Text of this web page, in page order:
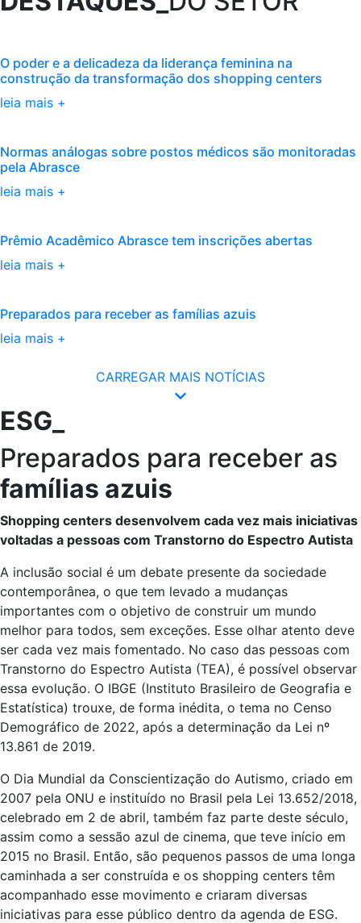
O poder e a delicadeza da liderança feminina na
construção da transformação dos shopping centers
leia mais +
Normas análogas sobre postos médicos são monitoradas
pela Abrasce
leia mais +
Prêmio Acadêmico Abrasce tem inscrições abertas
leia mais +
Preparados para receber as famílias azuis
leia mais +
CARREGAR MAIS NOTÍCIAS
ESG_
Preparados para receber as
famílias azuis
Shopping centers desenvolvem cada vez mais iniciativas
voltadas a pessoas com Transtorno do Espectro Autista
A inclusão social é um debate presente da sociedade
contemporânea, o que tem levado a mudanças
importantes com o objetivo de construir um mundo
melhor para todos, sem exceções. Esse olhar atento deve
ser cada vez mais fomentado. No caso das pessoas com
Transtorno do Espectro Autista (TEA), é possível observar
essa evolução. O IBGE (Instituto Brasileiro de Geografia e
Estatística) trouxe, de forma inédita, o tema no Censo
Demográfico de 2022, após a determinação da Lei nº
13.861 de 2019.
O Dia Mundial da Conscientização do Autismo, criado em
2007 pela ONU e instituído no Brasil pela Lei 13.652/2018,
celebrado em 2 de abril, também faz parte deste século,
assim como a sessão azul de cinema, que teve início em
2015 no Brasil. Então, são pequenos passos de uma longa
caminhada a ser construída e os shopping centers têm
acompanhado esse movimento e criaram diversas
iniciativas para esse público dentro da agenda de ESG.